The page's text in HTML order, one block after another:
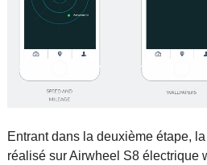
Entrant dans la deuxième étape,
réalisé sur Airwheel S8 électrique